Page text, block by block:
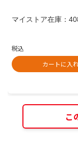
マイストア在庫：
税込
カートに入
こ